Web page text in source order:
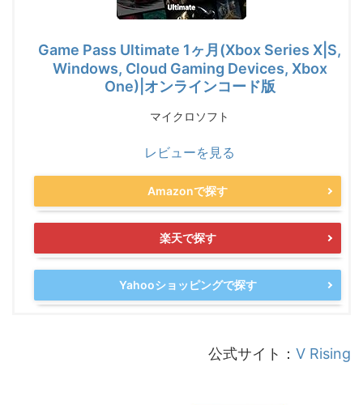
Game Pass Ultimate 1ヶ月(Xbox Series X|S,
Windows, Cloud Gaming Devices, Xbox
One)|オンラインコード版
マイクロソフト
レビューを見る
Amazonで探す
楽天で探す
Yahooショッピングで探す
公式サイト： V Rising